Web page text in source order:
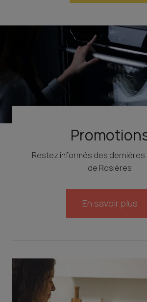
Restez informés des
de Rosières
En savoir plus